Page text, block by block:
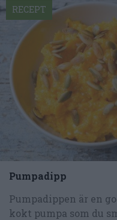
Pumpadipp
Pumpadippen är en
kokt pumpa som du
RECEPT